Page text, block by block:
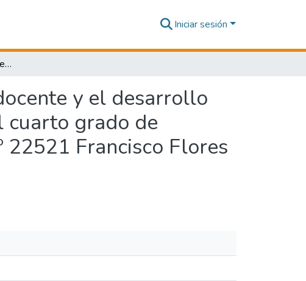
Iniciar sesión
Estudio sobre la relación entre la metodología docente y el desarrollo de las inteligencias múltiples en estudiantes del cuarto grado de educación primaria de la institución educativa nº 22521 Francisco Flores Chinarro del cercado de Ica
y el desarrollo
cuarto grado de
22521 Francisco Flores